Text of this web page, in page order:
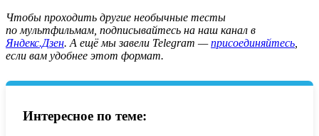
Чтобы проходить другие необычные тесты
по мультфильмам, подписывайтесь на наш канал в
Яндекс.Дзен. А ещё мы завели Telegram — присоединяйтесь
если вам удобнее этот формат.
Интересное по теме: